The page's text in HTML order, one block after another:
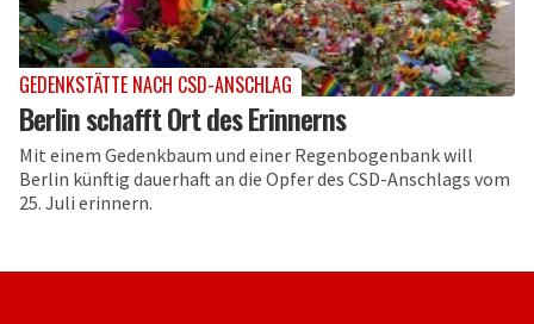
GEDENKSTÄTTE NACH CSD-ANSCHLAG
Berlin schafft Ort des Erinnerns
Mit einem Gedenkbaum und einer Regenbogenbank will
Berlin künftig dauerhaft an die Opfer des CSD-Anschlags vom
25. Juli erinnern.